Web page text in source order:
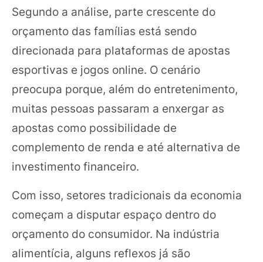
Segundo a análise, parte crescente do
orçamento das famílias está sendo
direcionada para plataformas de apostas
esportivas e jogos online. O cenário
preocupa porque, além do entretenimento,
muitas pessoas passaram a enxergar as
apostas como possibilidade de
complemento de renda e até alternativa de
investimento financeiro.
Com isso, setores tradicionais da economia
começam a disputar espaço dentro do
orçamento do consumidor. Na indústria
alimentícia, alguns reflexos já são